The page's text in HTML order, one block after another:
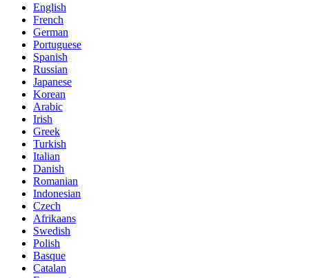
English
French
German
Portuguese
Spanish
Russian
Japanese
Korean
Arabic
Irish
Greek
Turkish
Italian
Danish
Romanian
Indonesian
Czech
Afrikaans
Swedish
Polish
Basque
Catalan